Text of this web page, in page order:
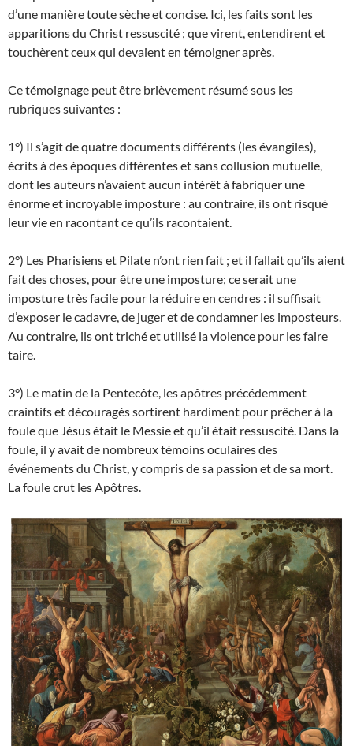
d’une manière toute sèche et concise. Ici, les faits sont les
apparitions du Christ ressuscité ; que virent, entendirent et
touchèrent ceux qui devaient en témoigner après.
Ce témoignage peut être brièvement résumé sous les
rubriques suivantes :
1°) Il s’agit de quatre documents différents (les évangiles),
écrits à des époques différentes et sans collusion mutuelle,
dont les auteurs n’avaient aucun intérêt à fabriquer une
énorme et incroyable imposture : au contraire, ils ont risqué
leur vie en racontant ce qu’ils racontaient.
2°) Les Pharisiens et Pilate n’ont rien fait ; et il fallait qu’ils aient
fait des choses, pour être une imposture; ce serait une
imposture très facile pour la réduire en cendres : il suffisait
d’exposer le cadavre, de juger et de condamner les imposteurs.
Au contraire, ils ont triché et utilisé la violence pour les faire
taire.
3°) Le matin de la Pentecôte, les apôtres précédemment
craintifs et découragés sortirent hardiment pour prêcher à la
foule que Jésus était le Messie et qu’il était ressuscité. Dans la
foule, il y avait de nombreux témoins oculaires des
événements du Christ, y compris de sa passion et de sa mort.
La foule crut les Apôtres.